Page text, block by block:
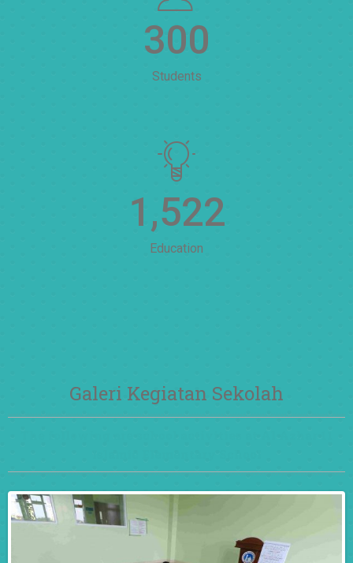
300
Students
1,522
Education
Galeri Kegiatan Sekolah